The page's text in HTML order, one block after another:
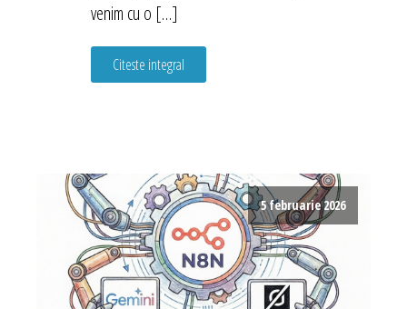
venim cu o […]
Citeste integral
5 februarie 2026